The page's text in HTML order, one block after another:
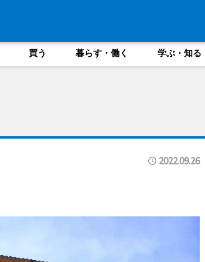
買う 暮らす・働く 学ぶ・知る
2022.09.26